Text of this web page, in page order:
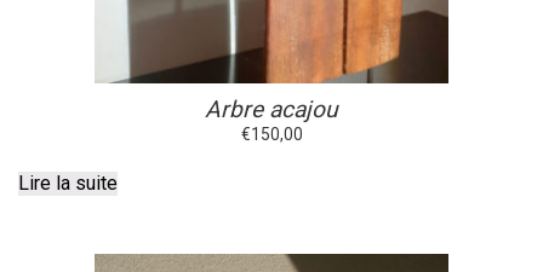
Arbre acajou
€150,00
Lire la suite